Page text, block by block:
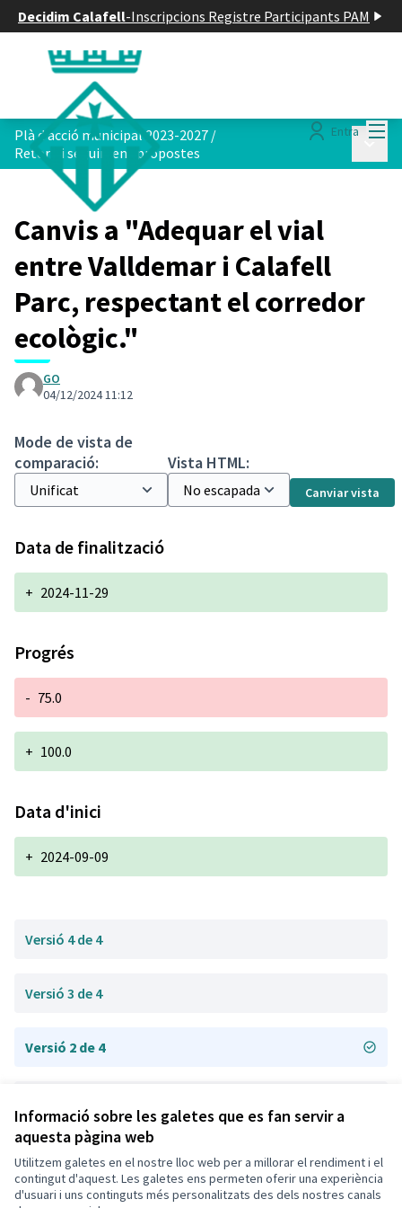
Informació sobre les galetes que es fan servir a
aquesta pàgina web
Utilitzem galetes en el nostre lloc web per a millorar el rendiment i el
contingut d'aquest. Les galetes ens permeten oferir una experiència
d'usuari i uns continguts més personalitzats des dels nostres canals
Decidim Calafell-Inscripcions Registre Participants PAM
Entra
Plà d acció municipal 2023-2027 /
Retorn i seguiment propostes
Canvis a "Adequar el vial
entre Valldemar i Calafell
Parc, respectant el corredor
ecològic."
GO
04/12/2024 11:12
Mode de vista de
comparació:
Vista HTML:
Canviar vista
Data de finalització
+ 2024-11-29
Progrés
- 75.0
+ 100.0
Data d'inici
+ 2024-09-09
Versió 4 de 4
Versió 3 de 4
Versió 2 de 4
Termes i condicions d'ús
Configuració de les galetes
Decidim Calafell a X
Decidim Calafell a Facebook
Decidim Calafell a YouTube
Decidim Calafell a GitHub